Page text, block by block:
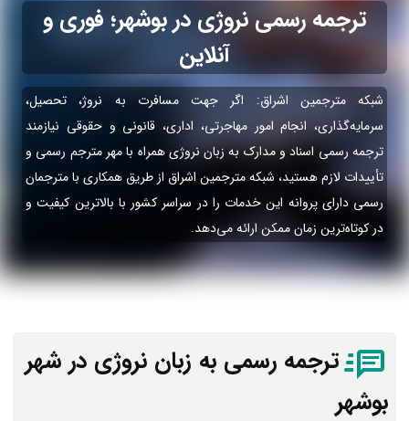
ترجمه رسمی نروژی در بوشهر؛ فوری و
آنلاین
شبکه مترجمین اشراق: اگر جهت مسافرت به نروژ، تحصیل،
سرمایه‌گذاری، انجام امور مهاجرتی، اداری، قانونی و حقوقی نیازمند
ترجمه رسمی اسناد و مدارک به زبان نروژی همراه با مهر مترجم رسمی و
تأییدات لازم هستید، شبکه مترجمین اشراق از طریق همکاری با مترجمان
رسمی دارای پروانه این خدمات را در سراسر کشور با بالاترین کیفیت و
در کوتاه‌ترین زمان ممکن ارائه می‌دهد.
ترجمه رسمی به زبان نروژی در شهر
بوشهر